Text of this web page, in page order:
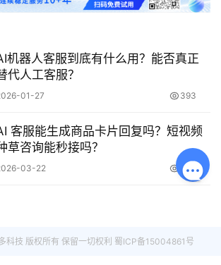
机器人客服到底有什么用？能否真正
代人工客服？
01-27 393
客服能生成商品卡片回复吗？短视频
草咨询能秒接吗？
03-22 339
技 版权所有 保留一切权利 蜀ICP备15004861号